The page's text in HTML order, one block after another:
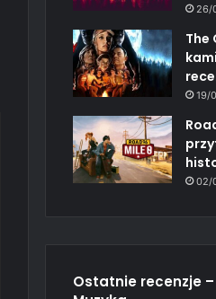
26/
The
19/
02/
Ostatnie recenzje –